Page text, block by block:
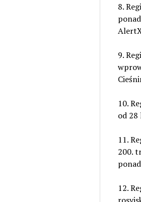
8.
9.
10.
od 28
11.
200.
12.